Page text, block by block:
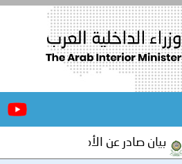
بيان صادر عن الأمانة العامة لمجلس